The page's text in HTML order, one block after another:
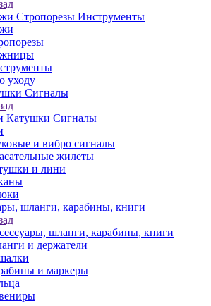
Стропорезы Инструменты
уходу
Сигналы
Катушки Сигналы
и вибро сигналы
жилеты
и лини
шланги, карабины, книги
шланги, карабины, книги
и держатели
и маркеры